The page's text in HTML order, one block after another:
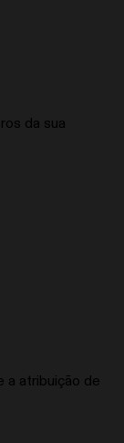
da sua
a atribuição de